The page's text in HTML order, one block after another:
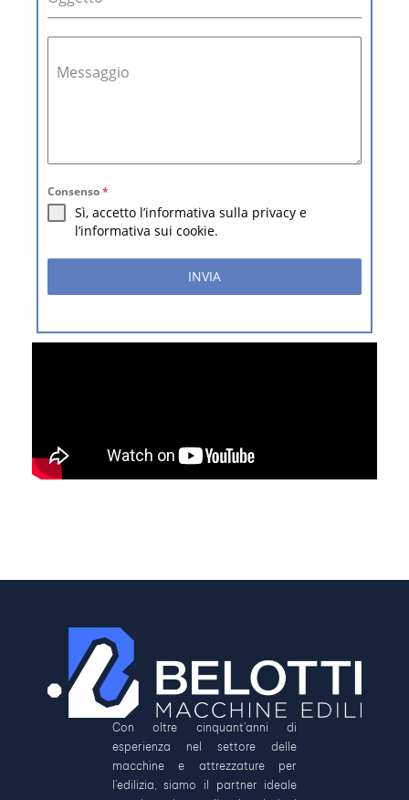
Messaggio
Consenso*
Sì, accetto l’informativa sulla privacy e
l’informativa sui cookie.
INVIA
Con oltre cinquant’anni di
esperienza nel settore delle
macchine e attrezzature per
l’edilizia, siamo il partner ideale